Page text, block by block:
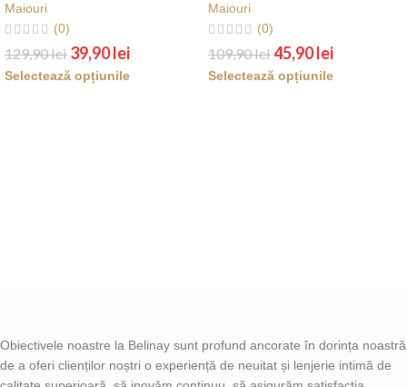
Maiouri
(0)
129,90lei 39,90lei
Selectează opțiunile
Maiouri
(0)
109,90lei45,90lei
Selectează opțiunile
Obiectivele noastre la Belinay sunt profund ancorate în dorința noastră
de a oferi clienților noștri o experiență de neuitat și lenjerie intimă de